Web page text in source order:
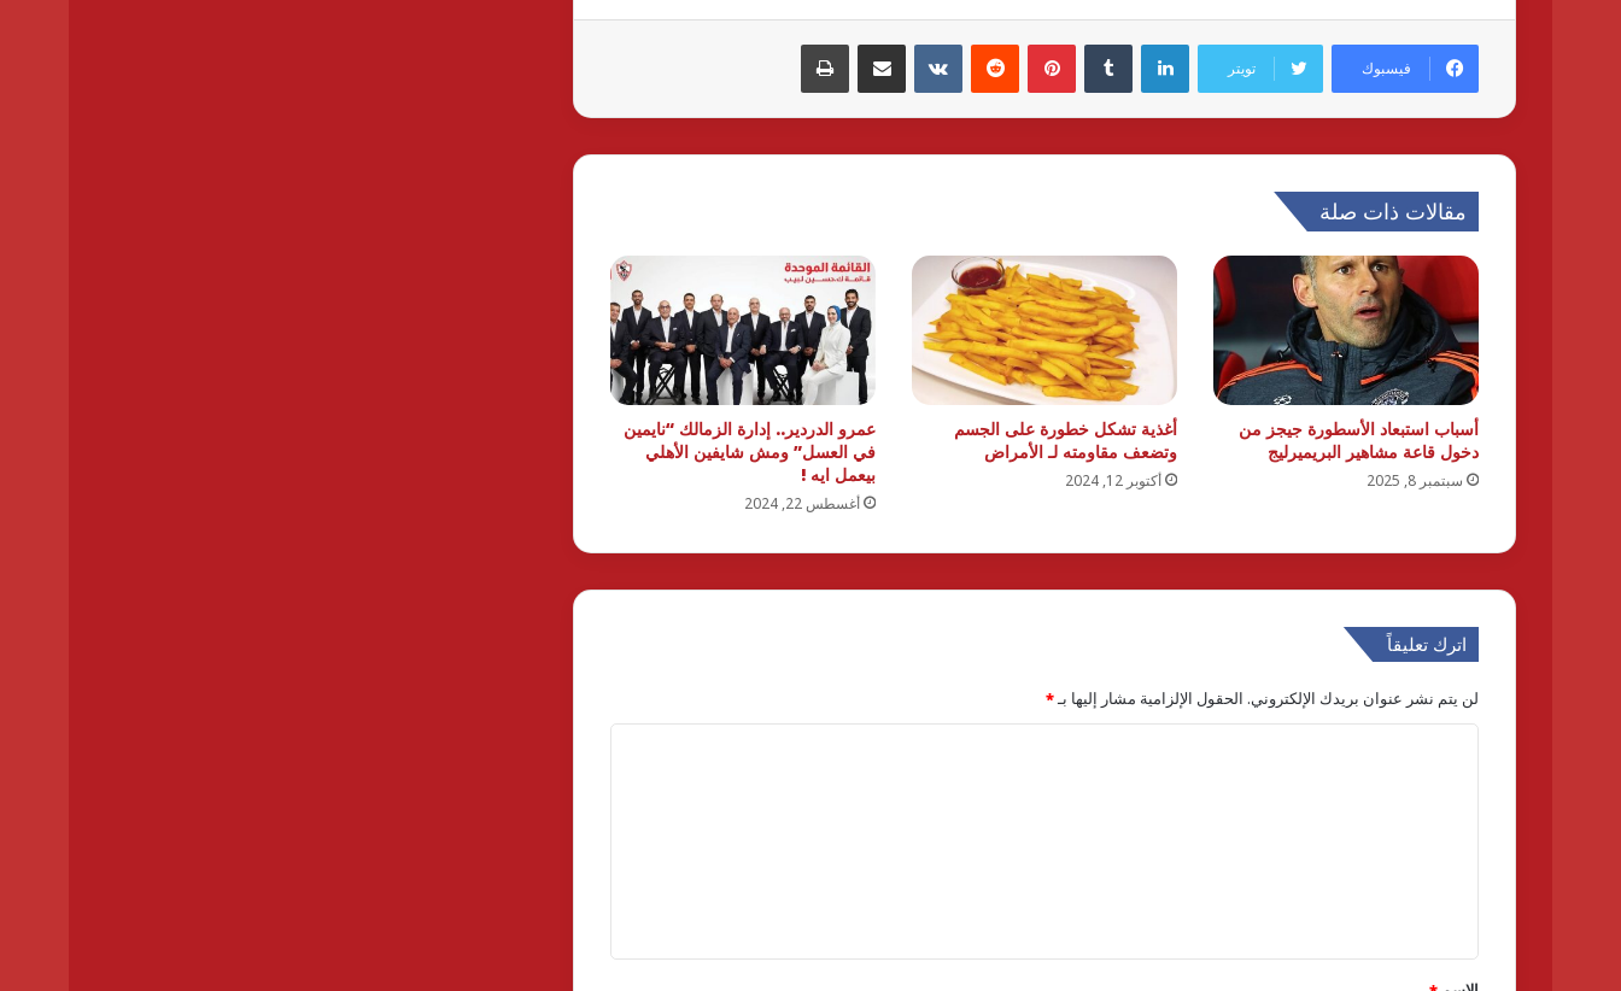
فيسبوك تويتر
لينكدإن بينتيريست مشاركة عبر البريد طباعة
مقالات ذات صلة
أسباب استبعاد الأسطورة جيجز من
دخول قاعة مشاهير البريميرليج
سبتمبر 8, 2025
أغذية تشكل خطورة على الجسم
وتضعف مقاومته لـ الأمراض
أكتوبر 12, 2024
عمرو الدردير.. إدارة الزمالك “نايمين
في العسل” ومش شايفين الأهلي
بيعمل ايه !
أغسطس 22, 2024
اترك تعليقاً
لن يتم نشر عنوان بريدك الإلكتروني. الحقول الإلزامية مشار إليها بـ*
ق